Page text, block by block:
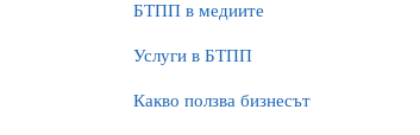
БTПП в медиите
Услуги в БТПП
Какво ползва бизнесът